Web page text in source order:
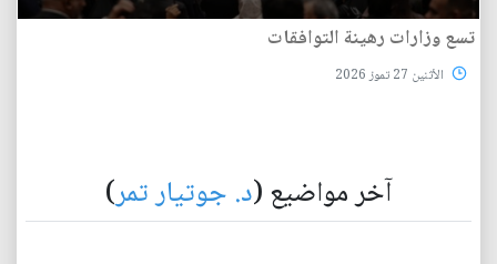
تسع وزارات رهينة التوافقات
الأثنين 27 تموز 2026
آخر مواضيع (د. جوتيار تمر)